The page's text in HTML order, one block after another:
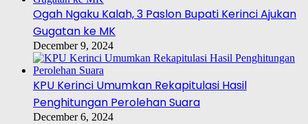
Ogah Ngaku Kalah, 3 Paslon Bupati Kerinci Ajukan
Gugatan ke MK
December 9, 2024
KPU Kerinci Umumkan Rekapitulasi Hasil
Penghitungan Perolehan Suara
December 6, 2024